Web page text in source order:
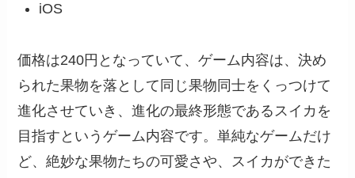
iOS
価格は240円となっていて、ゲーム内容は、決め
られた果物を落として同じ果物同士をくっつけて
進化させていき、進化の最終形態であるスイカを
目指すというゲーム内容です。単純なゲームだけ
ど、絶妙な果物たちの可愛さや、スイカができた